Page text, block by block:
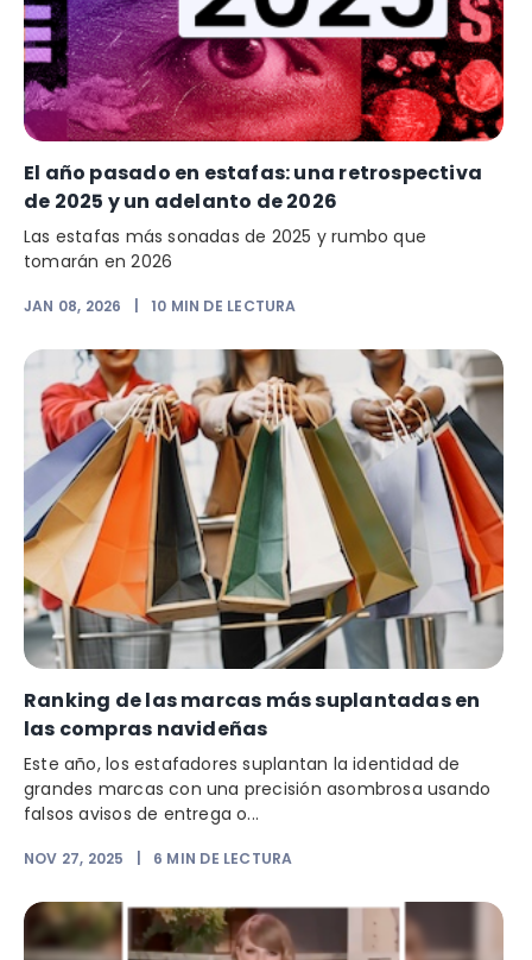
El año pasado en estafas: una retrospectiva
de 2025 y un adelanto de 2026
Las estafas más sonadas de 2025 y rumbo que
tomarán en 2026
JAN 08, 2026 |10 MIN DE LECTURA
Ranking de las marcas más suplantadas en
las compras navideñas
Este año, los estafadores suplantan la identidad de
grandes marcas con una precisión asombrosa usando
falsos avisos de entrega o...
NOV 27, 2025 6 MIN DE LECTURA